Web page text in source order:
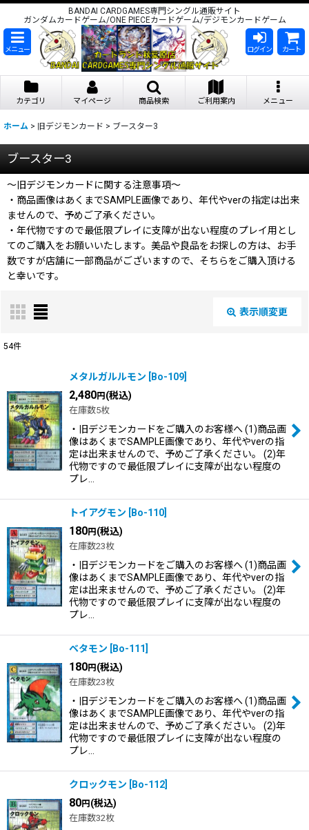
BANDAI CARDGAMES専門シングル通販サイト
ガンダムカードゲーム/ONE PIECEカードゲーム/デジモンカードゲーム
メニュー ログイン カート
カテゴリ マイページ 商品検索 ご利用案内 メニュー
ホーム > 旧デジモンカード > ブースター3
ブースター3
〜旧デジモンカードに関する注意事項〜
・商品画像はあくまでSAMPLE画像であり、年代やverの指定は出来
ませんので、予めご了承ください。
・年代物ですので最低限プレイに支障が出ない程度のプレイ用とし
てのご購入をお願いいたします。美品や良品をお探しの方は、お手
数ですが店舗に一部商品がございますので、そちらをご購入頂ける
と幸いです。
表示順変更
在庫あり
並び順:
絞り込む
54件
メタルガルルモン Bo-109
2,480円(税込)
在庫数5枚
・旧デジモンカードをご購入のお客様へ (1)商品画
像はあくまでSAMPLE画像であり、年代やverの指
定は出来ませんので、予めご了承ください。 (2)年
代物ですので最低限プレイに支障が出ない程度の
プレ…
トイアグモン Bo-110
180円(税込)
在庫数23枚
・旧デジモンカードをご購入のお客様へ (1)商品画
像はあくまでSAMPLE画像であり、年代やverの指
定は出来ませんので、予めご了承ください。 (2)年
代物ですので最低限プレイに支障が出ない程度の
プレ…
ベタモン Bo-111
180円(税込)
在庫数23枚
・旧デジモンカードをご購入のお客様へ (1)商品画
像はあくまでSAMPLE画像であり、年代やverの指
定は出来ませんので、予めご了承ください。 (2)年
代物ですので最低限プレイに支障が出ない程度の
プレ…
クロックモン Bo-112
80円(税込)
在庫数32枚